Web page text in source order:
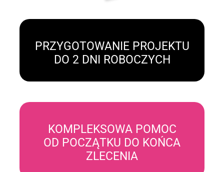
PRZYGOTOWANIE PROJEKTU
DO 2 DNI ROBOCZYCH
KOMPLEKSOWA POMOC
OD POCZĄTKU DO KOŃCA
ZLECENIA